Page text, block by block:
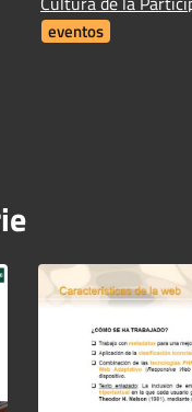
eventos